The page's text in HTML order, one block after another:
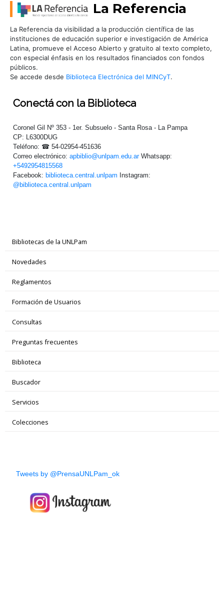
La Referencia
La Referencia da visibilidad a la producción científica de las
instituciones de educación superior e investigación de América
Latina, promueve el Acceso Abierto y gratuito al texto completo,
con especial énfasis en los resultados financiados con fondos
públicos.
Se accede desde Biblioteca Electrónica del MINCyT.
Conectá con la Biblioteca
Coronel Gil Nº 353 - 1er. Subsuelo - Santa Rosa - La Pampa
CP: L6300DUG
Teléfono: ☎ 54-02954-451636
Correo electrónico: apbiblio@unlpam.edu.arWhatsapp:
+5492954815568
Facebook: biblioteca.central.unlpam Instagram:
@biblioteca.central.unlpam
Bibliotecas de la UNLPam
Novedades
Reglamentos
Formación de Usuarios
Consultas
Preguntas frecuentes
Biblioteca
Buscador
Servicios
Colecciones
Tweets by @PrensaUNLPam_ok